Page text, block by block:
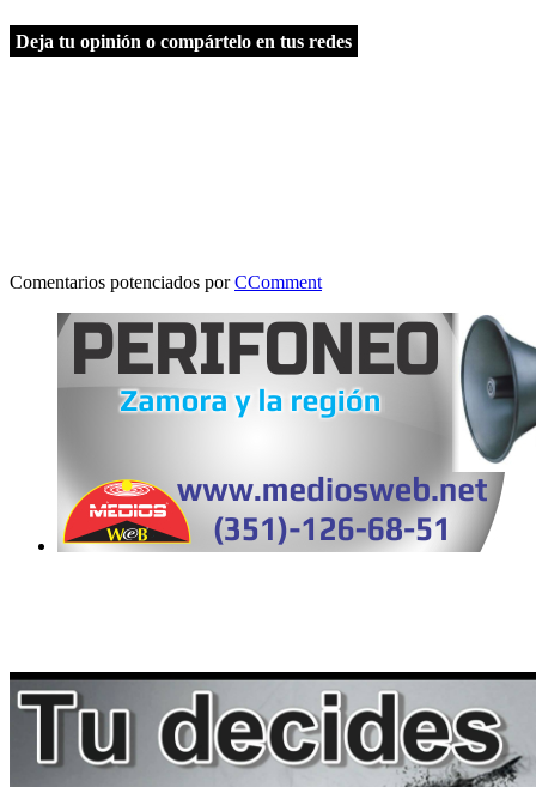
Deja tu opinión o compártelo en tus redes
Comentarios potenciados porCComment